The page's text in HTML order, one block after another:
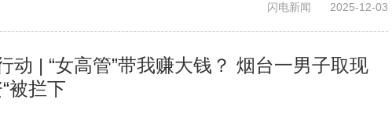
闪电新闻 2025-12-03
动 | “女高管”带我赚大钱？ 烟台一男子取现
被拦下